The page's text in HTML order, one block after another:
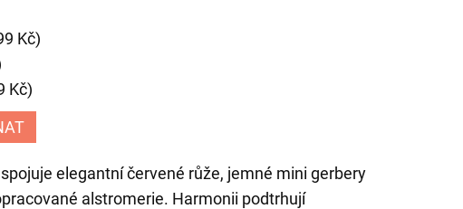
Kč)
Kč)
elegantní červené růže, jemné mini gerbery
alstromerie. Harmonii podtrhují